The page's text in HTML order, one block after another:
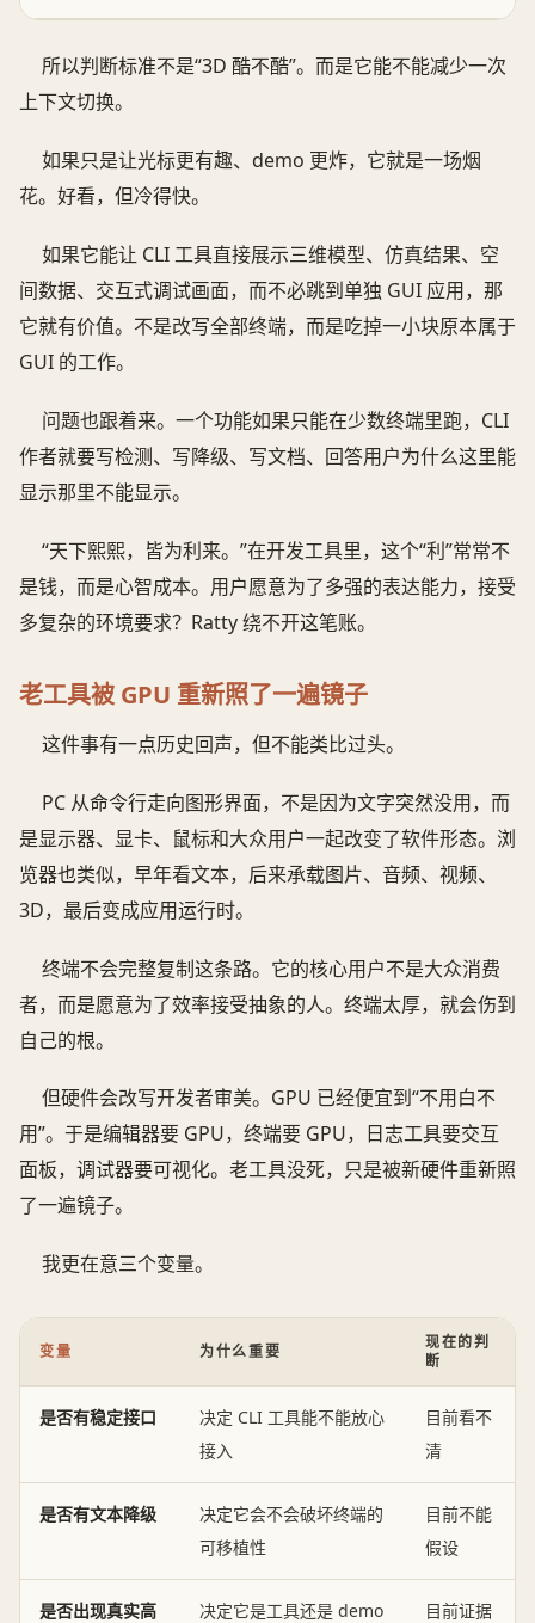
所以判断标准不是“3D 酷不酷”。而是它能不能减少一次
上下文切换。
如果只是让光标更有趣、demo 更炸，它就是一场烟
花。好看，但冷得快。
如果它能让 CLI 工具直接展示三维模型、仿真结果、空
间数据、交互式调试画面，而不必跳到单独 GUI 应用，那
它就有价值。不是改写全部终端，而是吃掉一小块原本属于
GUI 的工作。
问题也跟着来。一个功能如果只能在少数终端里跑，CLI
作者就要写检测、写降级、写文档、回答用户为什么这里能
显示那里不能显示。
“天下熙熙，皆为利来。”在开发工具里，这个“利”常常不
是钱，而是心智成本。用户愿意为了多强的表达能力，接受
多复杂的环境要求？Ratty 绕不开这笔账。
老工具被 GPU 重新照了一遍镜子
这件事有一点历史回声，但不能类比过头。
PC 从命令行走向图形界面，不是因为文字突然没用，而
是显示器、显卡、鼠标和大众用户一起改变了软件形态。浏
览器也类似，早年看文本，后来承载图片、音频、视频、
3D，最后变成应用运行时。
终端不会完整复制这条路。它的核心用户不是大众消费
者，而是愿意为了效率接受抽象的人。终端太厚，就会伤到
自己的根。
但硬件会改写开发者审美。GPU 已经便宜到“不用白不
用”。于是编辑器要 GPU，终端要 GPU，日志工具要交互
面板，调试器要可视化。老工具没死，只是被新硬件重新照
了一遍镜子。
我更在意三个变量。
变量 为什么重要
现在的判
断
是否有稳定接口
决定 CLI 工具能不能放心
接入
目前看不
清
是否有文本降级
决定它会不会破坏终端的
可移植性
目前不能
假设
是否出现真实高
决定它是工具还是 demo
目前证据